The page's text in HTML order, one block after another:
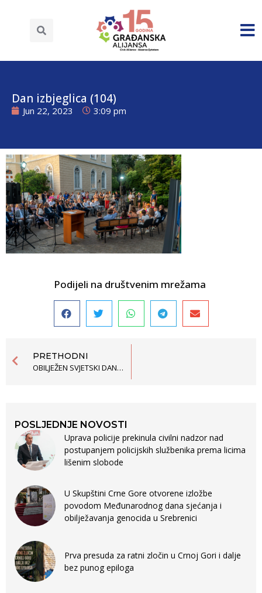
Dan izbjeglica (104)
Jun 22, 2023 3:09 pm
Podijeli na društvenim mrežama
PRETHODNI
OBILJEŽEN SVJETSKI DAN IZBJEGLICA U BARU
POSLJEDNJE NOVOSTI
Uprava policije prekinula civilni nadzor nad
postupanjem policijskih službenika prema licima
lišenim slobode
U Skupštini Crne Gore otvorene izložbe
povodom Međunarodnog dana sjećanja i
obilježavanja genocida u Srebrenici
Prva presuda za ratni zločin u Crnoj Gori i dalje
bez punog epiloga